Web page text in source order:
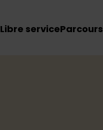
Libre serviceParcours